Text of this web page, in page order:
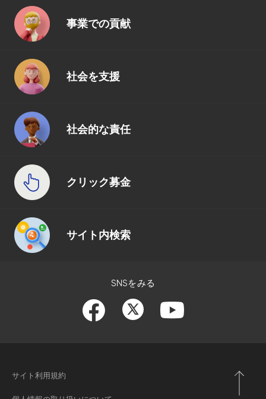
事業での貢献
社会を支援
社会的な責任
クリック募金
サイト内検索
SNSをみる
サイト利用規約